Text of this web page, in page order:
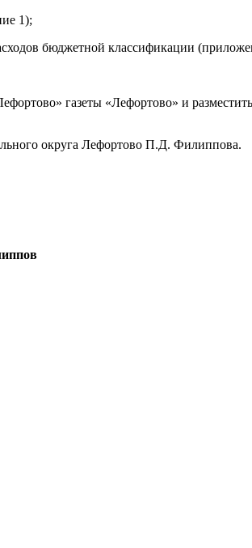
1);
бюджетной классификации
газеты «Лефортово» и разместить
округа Лефортово П.Д. Филиппова.